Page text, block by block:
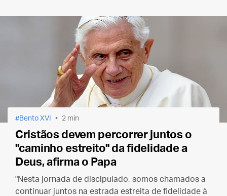
Bento XVI 2 min
Cristãos devem percorrer juntos o
"caminho estreito" da fidelidade a
Deus, afirma o Papa
"Nesta jornada de discipulado, somos chamados a
continuar juntos na estrada estreita de fidelidade à